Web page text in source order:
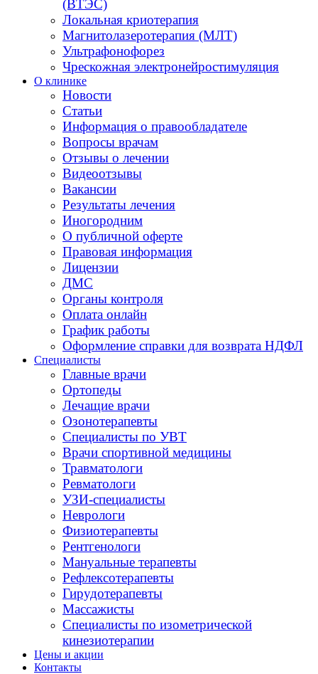
(ВТЭС)
Локальная криотерапия
Магнитолазеротерапия (МЛТ)
Ультрафонофорез
Чрескожная электронейростимуляция
О клинике
Новости
Статьи
Информация о правообладателе
Вопросы врачам
Отзывы о лечении
Видеоотзывы
Вакансии
Результаты лечения
Иногородним
О публичной оферте
Правовая информация
Лицензии
ДМС
Органы контроля
Оплата онлайн
График работы
Оформление справки для возврата НДФЛ
Специалисты
Главные врачи
Ортопеды
Лечащие врачи
Озонотерапевты
Специалисты по УВТ
Врачи спортивной медицины
Травматологи
Ревматологи
УЗИ-специалисты
Неврологи
Физиотерапевты
Рентгенологи
Мануальные терапевты
Рефлексотерапевты
Гирудотерапевты
Массажисты
Специалисты по изометрической
кинезиотерапии
Цены и акции
Контакты